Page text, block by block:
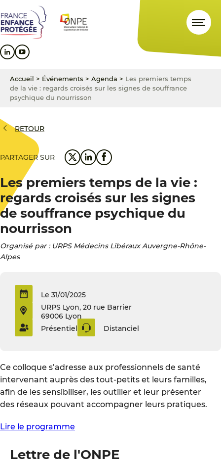
au
contenu
principal
au
menu
principal
au
pied
de
Accueil > Événements > Agenda > Les premiers temps
de la vie : regards croisés sur les signes de souffrance
psychique du nourrisson
RETOUR
PARTAGER SUR
Les premiers temps de la vie :
regards croisés sur les signes
de souffrance psychique du
nourrisson
Organisé par : URPS Médecins Libéraux Auvergne-Rhône-
Alpes
Le 31/01/2025
URPS Lyon, 20 rue Barrier
69006 Lyon
Présentiel
Distanciel
Ce colloque s’adresse aux professionnels de santé
intervenant auprès des tout-petits et leurs familles,
afin de les sensibiliser, les outiller et leur présenter
des réseaux pouvant accompagner leurs pratiques.
Lire le programme
Lettre de l'ONPE